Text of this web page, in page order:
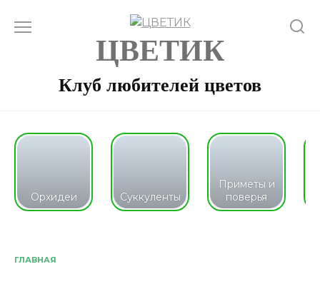
ЦВЕТИК
Клуб любителей цветов
Орхидеи Суккуленты
Приметы и
поверья
ГЛАВНАЯ